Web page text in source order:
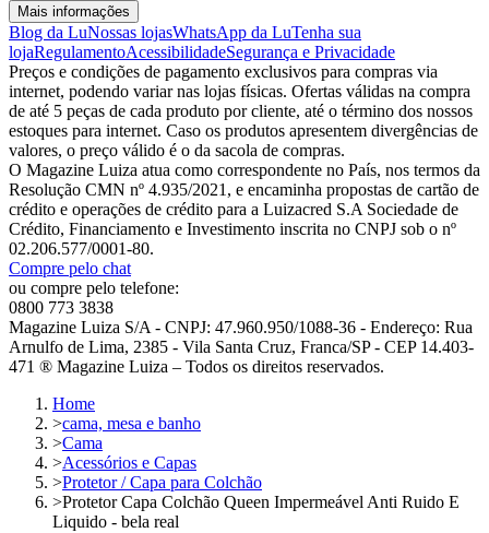
Mais informações
Blog da LuNossas lojasWhatsApp da LuTenha sua
lojaRegulamentoAcessibilidadeSegurança e Privacidade
Preços e condições de pagamento exclusivos para compras via
internet, podendo variar nas lojas físicas. Ofertas válidas na compra
de até 5 peças de cada produto por cliente, até o término dos nossos
estoques para internet. Caso os produtos apresentem divergências de
valores, o preço válido é o da sacola de compras.
O Magazine Luiza atua como correspondente no País, nos termos da
Resolução CMN nº 4.935/2021, e encaminha propostas de cartão de
crédito e operações de crédito para a Luizacred S.A Sociedade de
Crédito, Financiamento e Investimento inscrita no CNPJ sob o nº
02.206.577/0001-80.
Compre pelo chat
ou compre pelo telefone:
0800 773 3838
Magazine Luiza S/A - CNPJ: 47.960.950/1088-36 - Endereço: Rua
Arnulfo de Lima, 2385 - Vila Santa Cruz, Franca/SP - CEP 14.403-
471 ® Magazine Luiza – Todos os direitos reservados.
Home
>cama, mesa e banho
>Cama
>Acessórios e Capas
>Protetor / Capa para Colchão
>Protetor Capa Colchão Queen Impermeável Anti Ruido E
Liquido - bela real